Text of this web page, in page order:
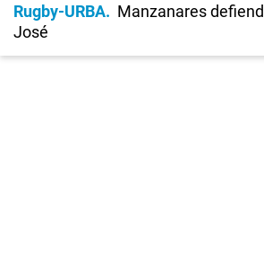
Rugby-URBA
Manzanares
José